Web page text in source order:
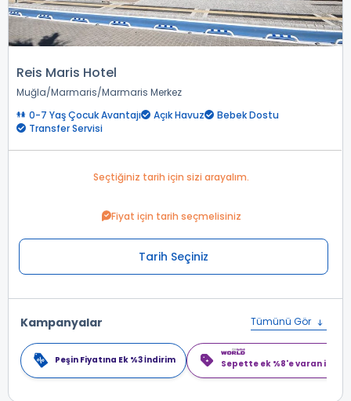
Reis Maris Hotel
Muğla Marmaris Marmaris Merkez
0-7 Yaş Çocuk Avantajı
Açık Havuz
Bebek Dostu
Transfer Servisi
Seçtiğiniz tarih için sizi arayalım.
Fiyat için tarih seçmelisiniz
Tarih Seçiniz
Kampanyalar Tümünü Gör
Peşin Fiyatına Ek %3 İndirim Sepette ek %8'e varan